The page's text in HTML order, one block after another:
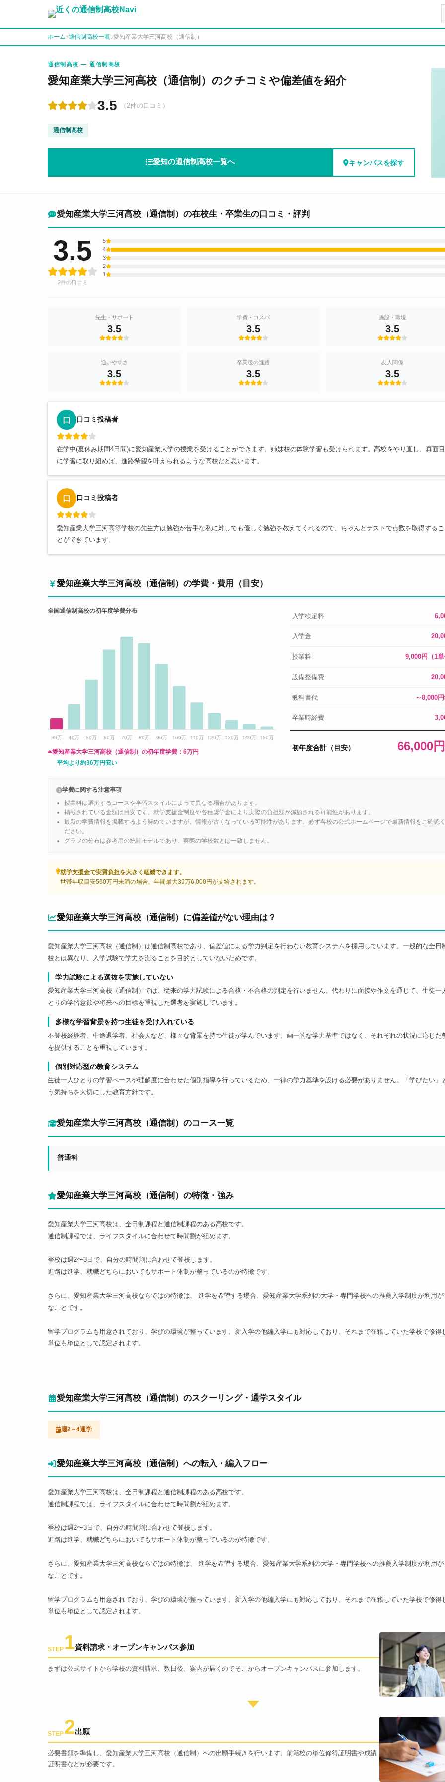
ホーム 通信制高校一覧 愛知産業大学三河高校（通信制）
通信制高校 — 通信制高校
愛知産業大学三河高校（通信制）のクチコミや偏差値を紹介
3.5 （2件の口コミ）
通信制高校
愛知の通信制高校一覧へ キャンパスを探す
愛知産業大学三河高校（通信制）の在校生・卒業生の口コミ・評判
3.5
2件の口コミ
5
4
3
2
1
先生・サポート
3.5
学費・コスパ
3.5
施設・環境
3.5
通いやすさ
3.5
卒業後の進路
3.5
友人関係
3.5
口 口コミ投稿者
在学中(夏休み期間4日間)に愛知産業大学の授業を受けることができます。姉妹校の体験学習も受けられます。高校をやり直し、真面目
に学習に取り組めば、進路希望を叶えられるような高校だと思います。
口 口コミ投稿者
愛知産業大学三河高等学校の先生方は勉強が苦手な私に対しても優しく勉強を教えてくれるので、ちゃんとテストで点数を取得するこ
とができています。
愛知産業大学三河高校（通信制）の学費・費用（目安）
全国通信制高校の初年度学費分布
愛知産業大学三河高校（通信制）の初年度学費： 6万円
平均より約36万円安い
入学検定料
入学金
授業料 9,000円（1単
設備整備費
教科書代 ～8,000
卒業時経費
初年度合計（目安） 66,000
学費に関する注意事項
授業料は選択するコースや学習スタイルによって異なる場合があります。
掲載されている金額は目安です。就学支援金制度や各種奨学金により実際の負担額が減額される可能性があります。
最新の学費情報を掲載するよう努めていますが、情報が古くなっている可能性があります。必ず各校の公式ホームページで最新情報をご確認く
ださい。
グラフの分布は参考用の統計モデルであり、実際の学校数とは一致しません。
就学支援金で実質負担を大きく軽減できます。
世帯年収目安590万円未満の場合、年間最大39万6,000円が支給されます。
愛知産業大学三河高校（通信制）に偏差値がない理由は？
愛知産業大学三河高校（通信制）は通信制高校であり、偏差値による学力判定を行わない教育システムを採用しています。一般的な全日
校とは異なり、入学試験で学力を測ることを目的としていないためです。
学力試験による選抜を実施していない
愛知産業大学三河高校（通信制）では、従来の学力試験による合格・不合格の判定を行いません。代わりに面接や作文を通じて、生徒一
とりの学習意欲や将来への目標を重視した選考を実施しています。
多様な学習背景を持つ生徒を受け入れている
不登校経験者、中途退学者、社会人など、様々な背景を持つ生徒が学んでいます。画一的な学力基準ではなく、それぞれの状況に応じた
を提供することを重視しています。
個別対応型の教育システム
生徒一人ひとりの学習ペースや理解度に合わせた個別指導を行っているため、一律の学力基準を設ける必要がありません。「学びたい」
う気持ちを大切にした教育方針です。
愛知産業大学三河高校（通信制）のコース一覧
普通科
愛知産業大学三河高校（通信制）の特徴・強み
愛知産業大学三河高校は、全日制課程と通信制課程のある高校です。
通信制課程では、ライフスタイルに合わせて時間割が組めます。
登校は週2〜3日で、自分の時間割に合わせて登校します。
進路は進学、就職どちらにおいてもサポート体制が整っているのが特徴です。
さらに、愛知産業大学三河高校ならではの特徴は、 進学を希望する場合、愛知産業大学系列の大学・専門学校への推薦入学制度が利用が
なことです。
留学プログラムも用意されており、学びの環境が整っています。新入学の他編入学にも対応しており、それまで在籍していた学校で修得
単位も単位として認定されます。
愛知産業大学三河高校（通信制）のスクーリング・通学スタイル
週2～4通学
愛知産業大学三河高校（通信制）への転入・編入フロー
愛知産業大学三河高校は、全日制課程と通信制課程のある高校です。
通信制課程では、ライフスタイルに合わせて時間割が組めます。
登校は週2〜3日で、自分の時間割に合わせて登校します。
進路は進学、就職どちらにおいてもサポート体制が整っているのが特徴です。
さらに、愛知産業大学三河高校ならではの特徴は、 進学を希望する場合、愛知産業大学系列の大学・専門学校への推薦入学制度が利用が
なことです。
留学プログラムも用意されており、学びの環境が整っています。新入学の他編入学にも対応しており、それまで在籍していた学校で修得
単位も単位として認定されます。
STEP 1資料請求・オープンキャンパス参加
まずは公式サイトから学校の資料請求、数日後、案内が届くのでそこからオープンキャンパスに参加します。
STEP2出願
必要書類を準備し、愛知産業大学三河高校（通信制）への出願手続きを行います。前籍校の単位修得証明書や成績
証明書などが必要です。